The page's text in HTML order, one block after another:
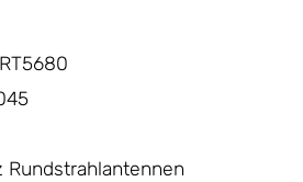
Rundstrahlantennen